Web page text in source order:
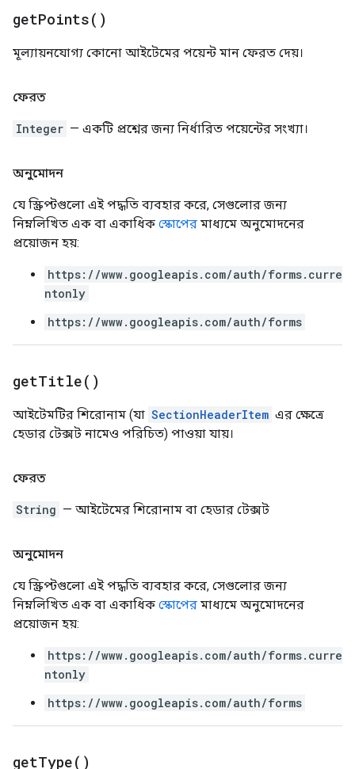
getPoints( )
মূল্যায়নযোগ্য কোনো আইটেমের পয়েন্ট মান ফেরত দেয়।
ফেরত
Integer — একটি প্রশ্নের জন্য নির্ধারিত পয়েন্টের সংখ্যা।
অনুমোদন
যে স্ক্রিপ্টগুলো এই পদ্ধতি ব্যবহার করে, সেগুলোর জন্য
নিম্নলিখিত এক বা একাধিক স্কোপের মাধ্যমে অনুমোদনের
প্রয়োজন হয়:
https://www.googleapis.com/auth/forms.curre
ntonly
https://www.googleapis.com/auth/forms
getTitle( )
আইটেমটির শিরোনাম (যা SectionHeaderItem এর ক্ষেত্রে
হেডার টেক্সট নামেও পরিচিত) পাওয়া যায়।
ফেরত
String — আইটেমের শিরোনাম বা হেডার টেক্সট
অনুমোদন
যে স্ক্রিপ্টগুলো এই পদ্ধতি ব্যবহার করে, সেগুলোর জন্য
নিম্নলিখিত এক বা একাধিক স্কোপের মাধ্যমে অনুমোদনের
প্রয়োজন হয়:
https://www.googleapis.com/auth/forms.curre
ntonly
https://www.googleapis.com/auth/forms
getType( )